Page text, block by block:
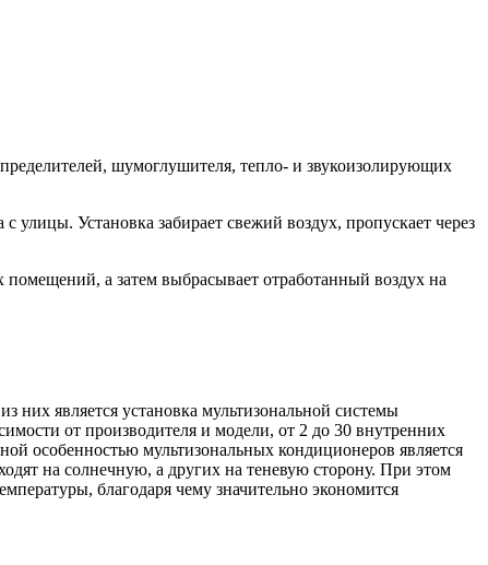
шумоглушителя, тепло- и звукоизолирующих
Установка забирает свежий воздух, пропускает через
а затем выбрасывает отработанный воздух на
является установка мультизональной системы
от производителя и модели, от 2 до 30 внутренних
особенностью мультизональных кондиционеров является
на солнечную, а других на теневую сторону. При этом
благодаря чему значительно экономится